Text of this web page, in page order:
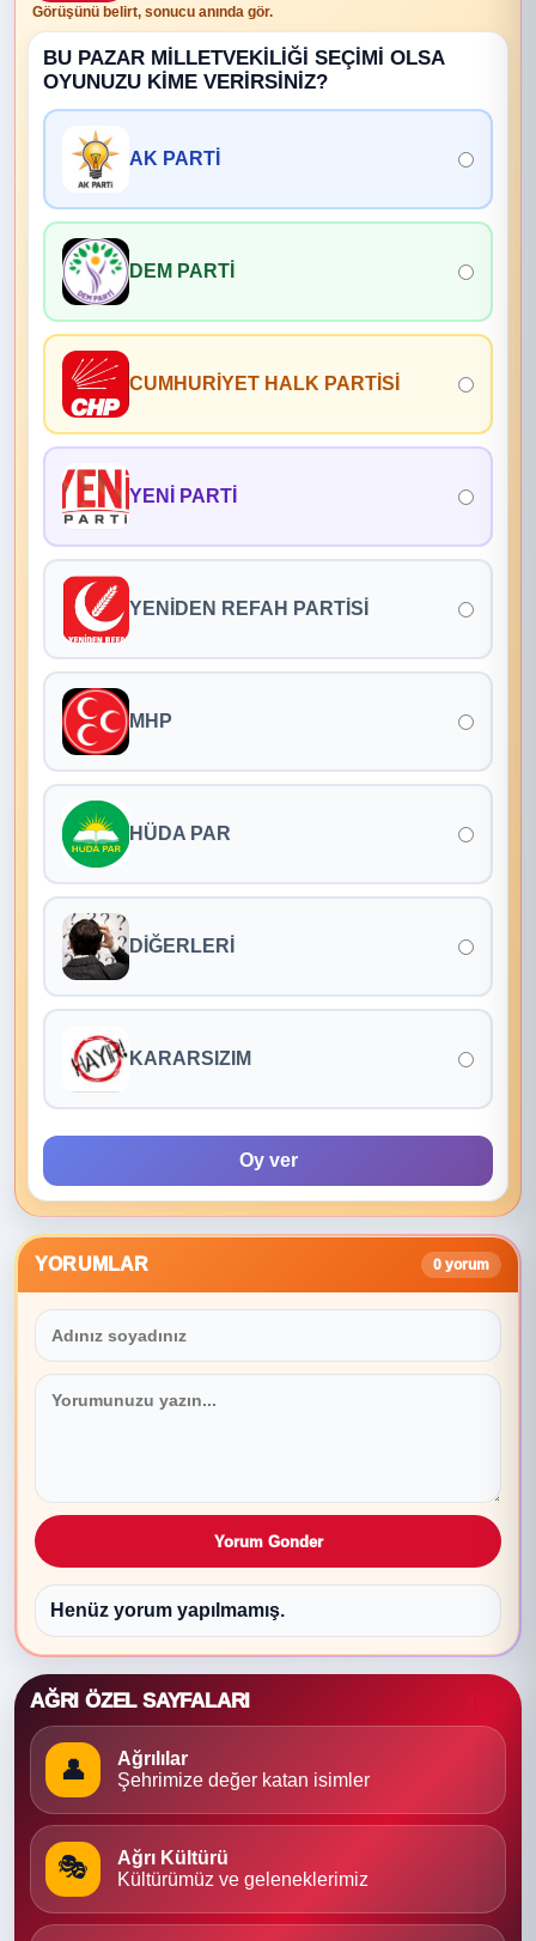
Görüşünü belirt, sonucu anında gör.
BU PAZAR MİLLETVEKİLİĞİ SEÇİMİ OLSA
OYUNUZU KİME VERİRSİNİZ?
AK PARTİ
DEM PARTİ
CUMHURİYET HALK PARTİSİ
YENİ PARTİ
YENİDEN REFAH PARTİSİ
MHP
HÜDA PAR
DİĞERLERİ
KARARSIZIM
Oy ver
YORUMLAR 0 yorum
Yorum Gonder
Henüz yorum yapılmamış.
AĞRI ÖZEL SAYFALARI
👤
Ağrılılar
Şehrimize değer katan isimler
🎭
Ağrı Kültürü
Kültürümüz ve geleneklerimiz